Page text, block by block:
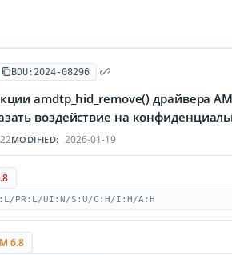
BDU:2024-08296
amdtp_hid_remove() драйвера
воздействие на
MODIFIED: 2026-01-19
PR:L/UI:N/S:U/C:H/I:H/A:H
6.8